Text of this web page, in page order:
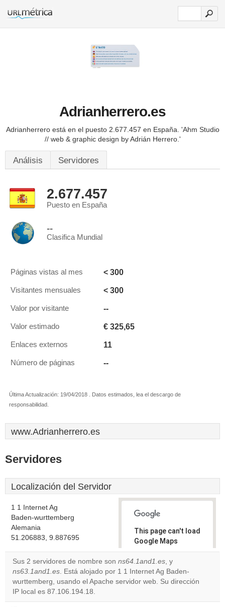
Adrianherrero.es
Adrianherrero está en el puesto 2.677.457 en España. 'Ahm Studio
// web & graphic design by Adrián Herrero.'
Análisis Servidores
2.677.457
Puesto en España
--
Clasifica Mundial
Páginas vistas al mes < 300
Visitantes mensuales < 300
Valor por visitante --
Valor estimado € 325,65
Enlaces externos 11
Número de páginas --
Última Actualización: 19/04/2018 . Datos estimados, lea el descargo de
responsabilidad.
www.Adrianherrero.es
Servidores
Localización del Servidor
1 1 Internet Ag
Baden-wurttemberg
Alemania
51.206883, 9.887695
This page can't load
Google Maps
correctly.
Do you
own this
OK
Sus 2 servidores de nombre son ns64.1and1.es, y
ns63.1and1.es. Está alojado por 1 1 Internet Ag Baden-
wurttemberg, usando el Apache servidor web. Su dirección
IP local es 87.106.194.18.